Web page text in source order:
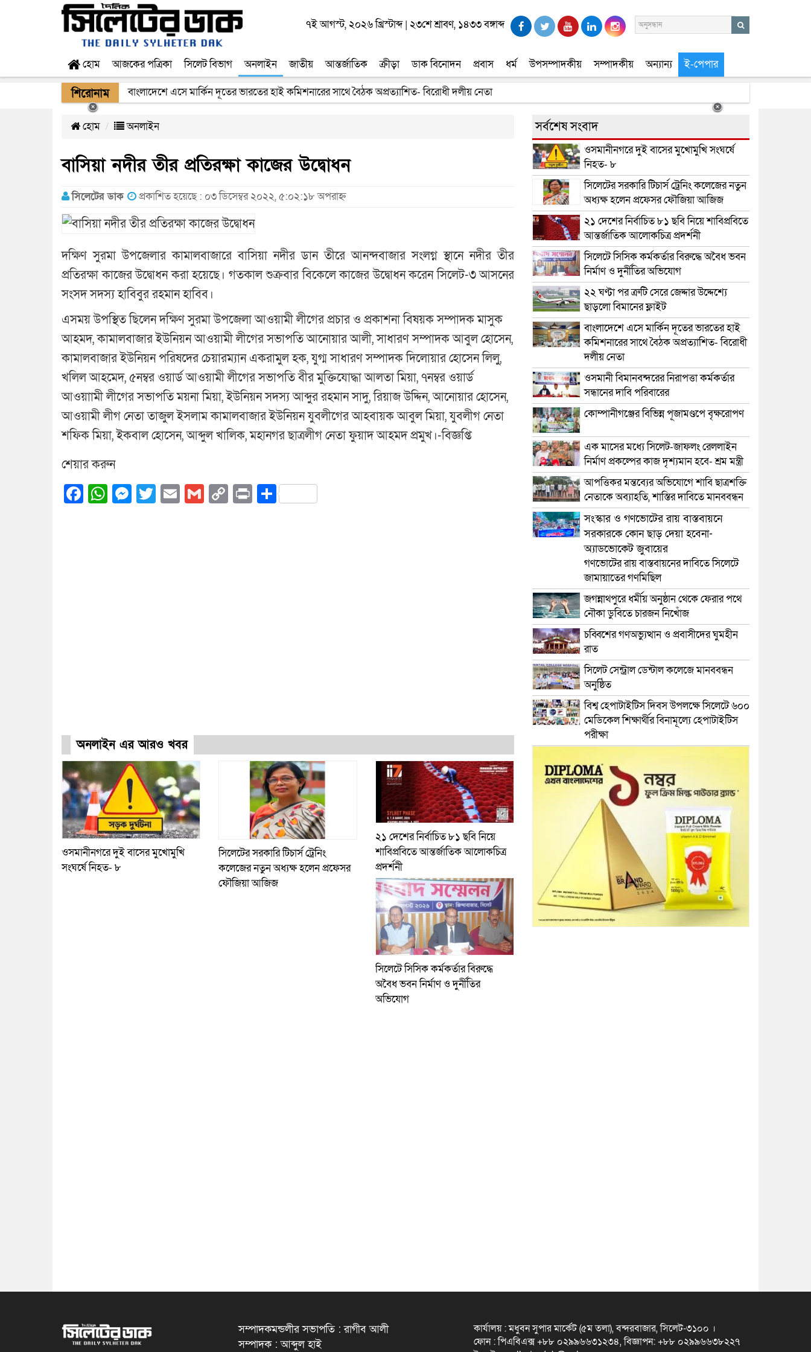
৭ই আগস্ট, ২০২৬ খ্রিস্টাব্দ| ২৩শে শ্রাবণ, ১৪৩৩ বঙ্গাব্দ
হোম আজকের পত্রিকা সিলেট বিভাগ অনলাইন জাতীয় আন্তর্জাতিক ক্রীড়া ডাক বিনোদন প্রবাস ধর্ম উপসম্পাদকীয় সম্পাদকীয় অন্যান্য ই-পেপার
শিরোনাম বাংলাদেশে এসে মার্কিন দূতের ভারতের হাই কমিশনারের সাথে বৈঠক অপ্রত্যাশিত- বিরোধী দলীয় নেতা
হোম অনলাইন
বাসিয়া নদীর তীর প্রতিরক্ষা কাজের উদ্বোধন
সিলেটের ডাক প্রকাশিত হয়েছে : ০৩ ডিসেম্বর ২০২২, ৫:০২:১৮ অপরাহ্ন
দক্ষিণ সুরমা উপজেলার কামালবাজারে বাসিয়া নদীর ডান তীরে আনন্দবাজার সংলগ্ন স্থানে নদীর তীর
প্রতিরক্ষা কাজের উদ্বোধন করা হয়েছে। গতকাল শুক্রবার বিকেলে কাজের উদ্বোধন করেন সিলেট-৩ আসনের
সংসদ সদস্য হাবিবুর রহমান হাবিব।
এসময় উপস্থিত ছিলেন দক্ষিণ সুরমা উপজেলা আওয়ামী লীগের প্রচার ও প্রকাশনা বিষয়ক সম্পাদক মাসুক
আহমদ, কামালবাজার ইউনিয়ন আওয়ামী লীগের সভাপতি আনোয়ার আলী, সাধারণ সম্পাদক আবুল হোসেন,
কামালবাজার ইউনিয়ন পরিষদের চেয়ারম্যান একরামুল হক, যুগ্ম সাধারণ সম্পাদক দিলোয়ার হোসেন লিলু,
খলিল আহমেদ, ৫নম্বর ওয়ার্ড আওয়ামী লীগের সভাপতি বীর মুক্তিযোদ্ধা আলতা মিয়া, ৭নম্বর ওয়ার্ড
আওয়াামী লীগের সভাপতি ময়না মিয়া, ইউনিয়ন সদস্য আব্দুর রহমান সাদু, রিয়াজ উদ্দিন, আনোয়ার হোসেন,
আওয়ামী লীগ নেতা তাজুল ইসলাম কামালবাজার ইউনিয়ন যুবলীগের আহবায়ক আবুল মিয়া, যুবলীগ নেতা
শফিক মিয়া, ইকবাল হোসেন, আব্দুল খালিক, মহানগর ছাত্রলীগ নেতা ফুয়াদ আহমদ প্রমুখ।-বিজ্ঞপ্তি
শেয়ার করুন
Facebook
WhatsApp
Messenger
Twitter
EmailGmailCopy
PrintShare
অনলাইন এর আরও খবর
ওসমানীনগরে দুই বাসের মুখোমুখি
সংঘর্ষে নিহত- ৮
সিলেটের সরকারি টিচার্স ট্রেনিং
কলেজের নতুন অধ্যক্ষ হলেন প্রফেসর
ফৌজিয়া আজিজ
২১ দেশের নির্বাচিত ৮১ ছবি নিয়ে
শাবিপ্রবিতে আন্তর্জাতিক আলোকচিত্র
প্রদর্শনী
সিলেটে সিসিক কর্মকর্তার বিরুদ্ধে
অবৈধ ভবন নির্মাণ ও দুর্নীতির
অভিযোগ
সর্বশেষ সংবাদ
ওসমানীনগরে দুই বাসের মুখোমুখি সংঘর্ষে
নিহত- ৮
সিলেটের সরকারি টিচার্স ট্রেনিং কলেজের নতুন
অধ্যক্ষ হলেন প্রফেসর ফৌজিয়া আজিজ
২১ দেশের নির্বাচিত ৮১ ছবি নিয়ে শাবিপ্রবিতে
আন্তর্জাতিক আলোকচিত্র প্রদর্শনী
সিলেটে সিসিক কর্মকর্তার বিরুদ্ধে অবৈধ ভবন
নির্মাণ ও দুর্নীতির অভিযোগ
২২ ঘণ্টা পর ত্রুটি সেরে জেদ্দার উদ্দেশ্যে
ছাড়লো বিমানের ফ্লাইট
বাংলাদেশে এসে মার্কিন দূতের ভারতের হাই
কমিশনারের সাথে বৈঠক অপ্রত্যাশিত- বিরোধী
দলীয় নেতা
ওসমানী বিমানবন্দরের নিরাপত্তা কর্মকর্তার
সন্ধানের দাবি পরিবারের
কোম্পানীগঞ্জের বিভিন্ন পূজামণ্ডপে বৃক্ষরোপণ
এক মাসের মধ্যে সিলেট-জাফলং রেললাইন
নির্মাণ প্রকল্পের কাজ দৃশ্যমান হবে- শ্রম মন্ত্রী
আপত্তিকর মন্তব্যের অভিযোগে শাবি ছাত্রশক্তি
নেতাকে অব্যাহতি, শাস্তির দাবিতে মানববন্ধন
সংস্কার ও গণভোটের রায় বাস্তবায়নে
সরকারকে কোন ছাড় দেয়া হবেনা-
অ্যাডভোকেট জুবায়ের
গণভোটের রায় বাস্তবায়নের দাবিতে সিলেটে
জামায়াতের গণমিছিল
জগন্নাথপুরে ধর্মীয় অনুষ্ঠান থেকে ফেরার পথে
নৌকা ডুবিতে চারজন নিখোঁজ
চব্বিশের গণঅভ্যুত্থান ও প্রবাসীদের ঘুমহীন
রাত
সিলেট সেন্ট্রাল ডেন্টাল কলেজে মানববন্ধন
অনুষ্ঠিত
বিশ্ব হেপাটাইটিস দিবস উপলক্ষে সিলেটে ৬০০
মেডিকেল শিক্ষার্থীর বিনামূল্যে হেপাটাইটিস
পরীক্ষা
সম্পাদকমন্ডলীর সভাপতি : রাগীব আলী
সম্পাদক : আব্দুল হাই
কার্যালয় : মধুবন সুপার মার্কেট (৫ম তলা), বন্দরবাজার, সিলেট-৩১০০ ।
ফোন : পিএবিএক্স +৮৮ ০২৯৯৬৬৩১২৩৪, বিজ্ঞাপন: +৮৮ ০২৯৯৬৬৩৮২২৭